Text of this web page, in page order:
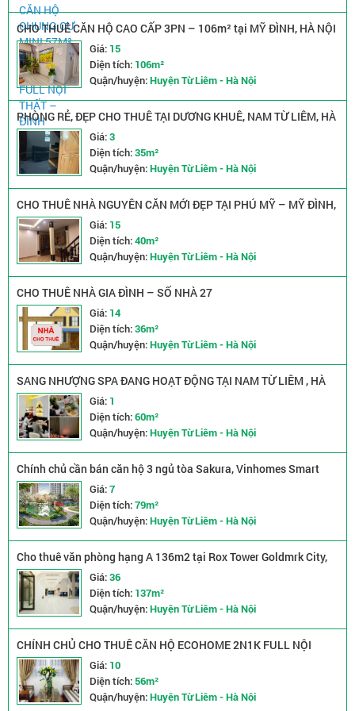
CHO THUÊ CĂN HỘ CAO CẤP 3PN – 106m² tại MỸ ĐÌNH, HÀ NỘI
View hồ • Không gian xanh • Yên tĩnh • Full nội thất • Chỉ cần xách
vali vào ở
Giá: 15
Diện tích: 106m²
Quận/huyện:Huyện Từ Liêm - Hà Nội
PHÒNG RẺ, ĐẸP CHO THUÊ TẠI DƯƠNG KHUÊ, NAM TỪ LIÊM, HÀ
NỘI
Giá:3
Diện tích:35m²
Quận/huyện:Huyện Từ Liêm - Hà Nội
CHO THUÊ NHÀ NGUYÊN CĂN MỚI ĐẸP TẠI PHÚ MỸ – MỸ ĐÌNH,
NGÕ 63 LÊ ĐỨC THỌ
Giá: 15
Diện tích:40m²
Quận/huyện:Huyện Từ Liêm - Hà Nội
CHO THUÊ NHÀ GIA ĐÌNH – SỐ NHÀ 27
Giá: 14
Diện tích:36m²
Quận/huyện:Huyện Từ Liêm - Hà Nội
SANG NHƯỢNG SPA ĐANG HOẠT ĐỘNG TẠI NAM TỪ LIÊM , HÀ
NỘI
Giá: 1
Diện tích:60m²
Quận/huyện:Huyện Từ Liêm - Hà Nội
Chính chủ cần bán căn hộ 3 ngủ tòa Sakura, Vinhomes Smart
City
Giá:7
Diện tích:79m²
Quận/huyện:Huyện Từ Liêm - Hà Nội
Cho thuê văn phòng hạng A 136m2 tại Rox Tower Goldmrk City,
Bắc Từ Liêm, Hà Nội
Giá:36
Diện tích: 137m²
Quận/huyện:Huyện Từ Liêm - Hà Nội
CHÍNH CHỦ CHO THUÊ CĂN HỘ ECOHOME 2N1K FULL NỘI
THẤT - CHỈ HƠN 9TR
Giá: 10
Diện tích:56m²
Quận/huyện:Huyện Từ Liêm - Hà Nội